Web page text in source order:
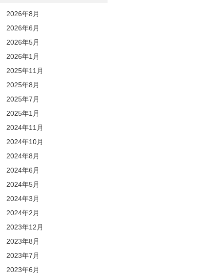
2026年8月
2026年6月
2026年5月
2026年1月
2025年11月
2025年8月
2025年7月
2025年1月
2024年11月
2024年10月
2024年8月
2024年6月
2024年5月
2024年3月
2024年2月
2023年12月
2023年8月
2023年7月
2023年6月